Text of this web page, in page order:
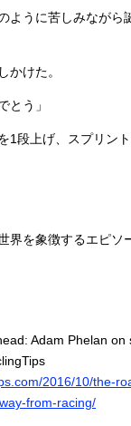
ように苦しみながら
かけた。
とう」
1段上げ、スプリン
界を象徴するエピソ
Adam Phelan
2016/10/the-
from-racing/